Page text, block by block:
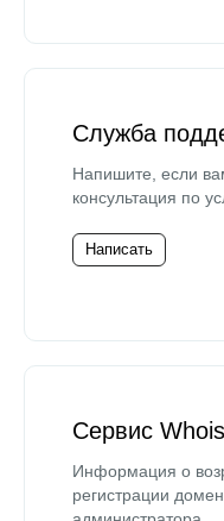
Служба
Напишите, если
консультация по
Написать
Сервис Whois
Информация о
регистрации